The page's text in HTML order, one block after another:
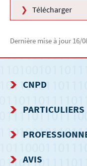
Télécharger
Dernière mise à jour 16/
MENU
DE
NAVIGATION
CNPD
PARTICULIERS
AVIS